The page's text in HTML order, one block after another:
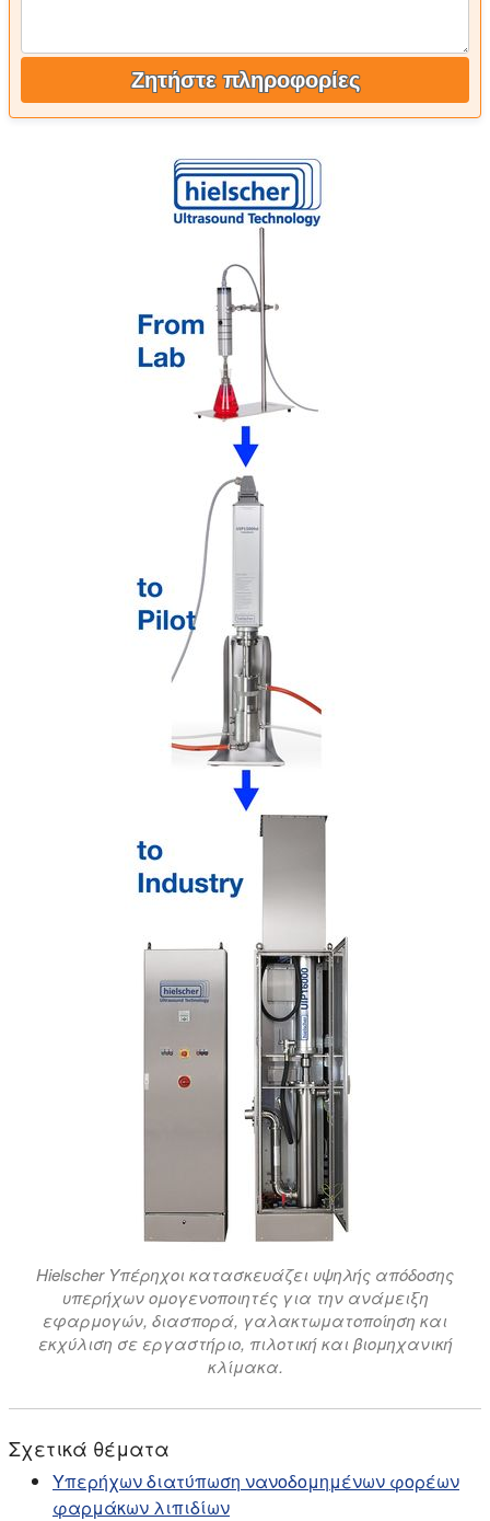
Ζητήστε πληροφορίες
Hielscher Υπέρηχοι κατασκευάζει υψηλής απόδοσης
υπερήχων ομογενοποιητές για την ανάμειξη
εφαρμογών, διασπορά, γαλακτωματοποίηση και
εκχύλιση σε εργαστήριο, πιλοτική και βιομηχανική
κλίμακα.
Σχετικά θέματα
Υπερήχων διατύπωση νανοδομημένων φορέων
φαρμάκων λιπιδίων